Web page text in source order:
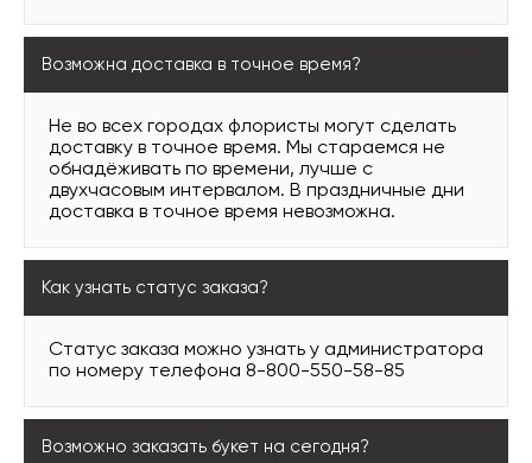
Возможна доставка в точное время?
Не во всех городах флористы могут сделать
доставку в точное время. Мы стараемся не
обнадёживать по времени, лучше с
двухчасовым интервалом. В праздничные дни
доставка в точное время невозможна.
Как узнать статус заказа?
Статус заказа можно узнать у администратора
по номеру телефона 8-800-550-58-85
Возможно заказать букет на сегодня?